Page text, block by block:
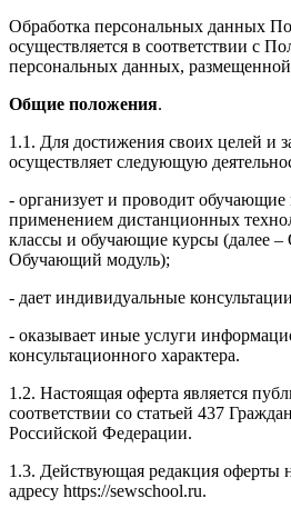
Обработка персональных данных
осуществляется в соответствии с
персональных данных, размещенной
Общие положения.
1.1. Для достижения своих целей и
осуществляет следующую
- организует и проводит обучающие
применением дистанционных
классы и обучающие курсы (далее
Обучающий модуль);
- дает индивидуальные
- оказывает иные услуги
консультационного характера.
1.2. Настоящая оферта является
соответствии со статьей 437
Российской Федерации.
1.3. Действующая редакция оферты
адресу https://sewschool.ru.